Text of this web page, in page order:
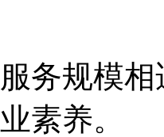
服务规模
素养。